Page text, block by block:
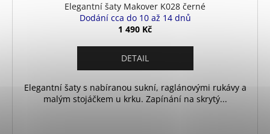
Elegantní šaty Makover K028 černé
Dodání cca do 10 až 14 dnů
1 490 Kč
DETAIL
Elegantní šaty s nabíranou sukní, raglánovými rukávy a
malým stojáčkem u krku. Zapínání na skrytý...